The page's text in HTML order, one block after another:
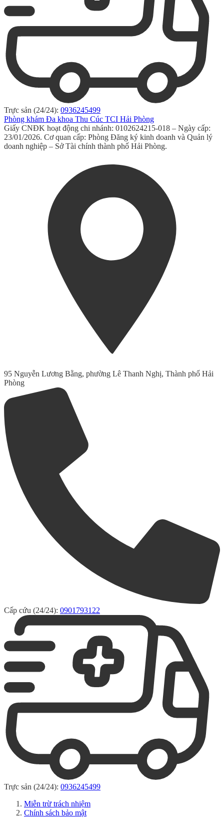
Trực sản (24/24): 0936245499
Phòng khám Đa khoa Thu Cúc TCI Hải Phòng
Giấy CNĐK hoạt động chi nhánh: 0102624215-018 – Ngày cấp:
23/01/2026. Cơ quan cấp: Phòng Đăng ký kinh doanh và Quản lý
doanh nghiệp – Sở Tài chính thành phố Hải Phòng.
95 Nguyễn Lương Bằng, phường Lê Thanh Nghị, Thành phố Hải
Phòng
Cấp cứu (24/24): 0901793122
Trực sản (24/24): 0936245499
Miễn trừ trách nhiệm
Chính sách bảo mật